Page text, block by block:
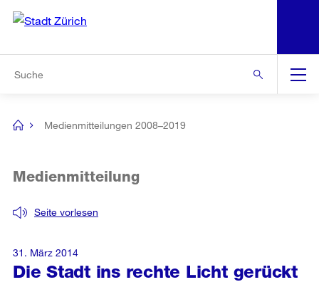
Navigation
[no
Medienmitteilungen 2008–2019
Die Stadt ins rechte Licht gerückt
Seite vorlesen
Medienmitteilung
31. März 2014